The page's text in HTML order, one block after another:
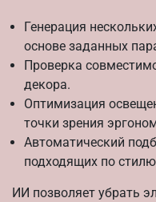
Генерация
основе заданных
Проверка
декора.
Оптимизация
точки зрения
Автоматический
подходящих по
ИИ позволяет убрать